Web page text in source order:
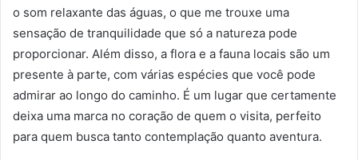
o som relaxante das águas, o que me trouxe uma
sensação de tranquilidade que só a natureza pode
proporcionar. Além disso, a flora e a fauna locais são um
presente à parte, com várias espécies que você pode
admirar ao longo do caminho. É um lugar que certamente
deixa uma marca no coração de quem o visita, perfeito
para quem busca tanto contemplação quanto aventura.